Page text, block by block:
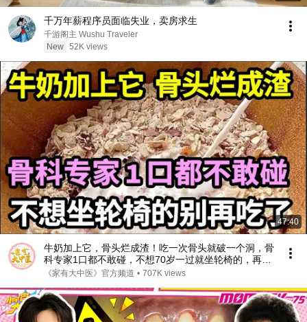
千万年薪程序员面临失业，卖房求生
千游阁主 Wushu Traveler
New 52K views
47:40
牛奶加上它，骨头烂成渣！吃一次骨头就破一个洞，骨
科专家1口都不敢碰，不想70岁一过就坐轮椅的，再喜
欢都要忌口！【家庭大医生】
《家有大中医》官方频道 • 707K views